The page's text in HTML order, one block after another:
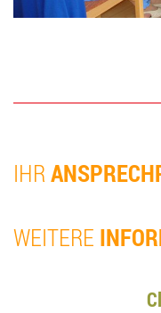
IHR
WEI­TE­RE